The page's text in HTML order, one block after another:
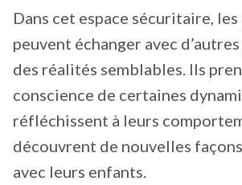
Dans cet espace sécuritaire,
peuvent échanger avec
des réalités semblables. Ils
conscience de certaines
réfléchissent à leurs
découvrent de nouvelles
avec leurs enfants.